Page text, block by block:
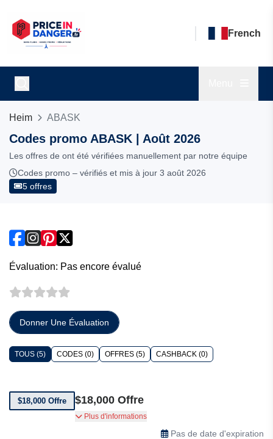
French
Heim ABASK
Codes promo ABASK | Août 2026
Les offres de ont été vérifiées manuellement par notre équipe
Codes promo – vérifiés et mis à jour 3 août 2026
5 offres
Évaluation: Pas encore évalué
Donner Une Évaluation
TOUS (5) CODES (0) OFFRES (5) CASHBACK (0)
$18,000 Offre $18,000 Offre
Collier Giorgio Facchini en or 18 carats, saphir
et émail blanc, collection Mahnaz, millésime
Plus d'informations
Pas de date d'expiration